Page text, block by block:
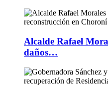
Alcalde Rafael
daños…